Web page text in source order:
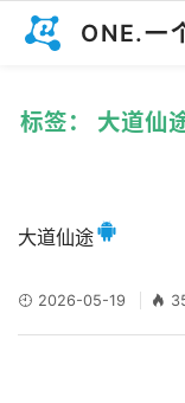
ONE.一
标签： 大道仙
大道仙途
2026-05-19